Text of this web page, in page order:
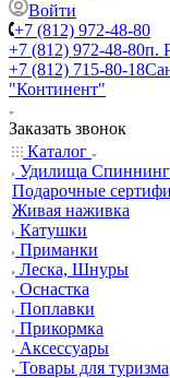
Войти
+7 (812) 972-48-80
+7 (812) 972-48-80п.
+7 (812) 715-80-18
"Континент"
Заказать звонок
Каталог
Удилища
Подарочные
Живая наживка
Катушки
Приманки
Леска, Шнуры
Оснастка
Поплавки
Прикормка
Аксессуары
Товары для туризма